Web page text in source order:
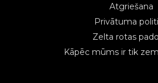
Atgriešana
Privātuma
Zelta rotas
Kāpēc mūms ir tik